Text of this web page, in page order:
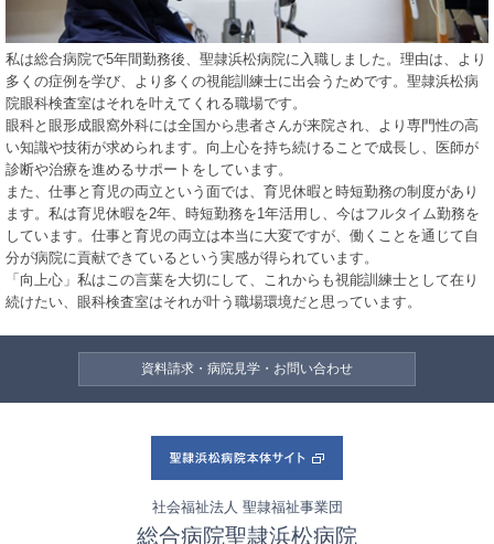
私は総合病院で5年間勤務後、聖隷浜松病院に入職しました。理由は、より
多くの症例を学び、より多くの視能訓練士に出会うためです。聖隷浜松病
院眼科検査室はそれを叶えてくれる職場です。
眼科と眼形成眼窩外科には全国から患者さんが来院され、より専門性の高
い知識や技術が求められます。向上心を持ち続けることで成長し、医師が
診断や治療を進めるサポートをしています。
また、仕事と育児の両立という面では、育児休暇と時短勤務の制度があり
ます。私は育児休暇を2年、時短勤務を1年活用し、今はフルタイム勤務を
しています。仕事と育児の両立は本当に大変ですが、働くことを通じて自
分が病院に貢献できているという実感が得られています。
「向上心」私はこの言葉を大切にして、これからも視能訓練士として在り
続けたい、眼科検査室はそれが叶う職場環境だと思っています。
資料請求・病院見学・お問い合わせ
社会福祉法人 聖隷福祉事業団
総合病院聖隷浜松病院